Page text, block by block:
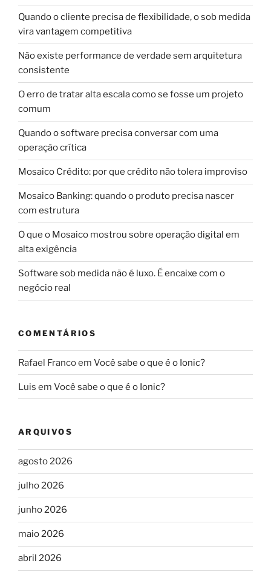
Quando o cliente precisa de flexibilidade, o sob medida
vira vantagem competitiva
Não existe performance de verdade sem arquitetura
consistente
O erro de tratar alta escala como se fosse um projeto
comum
Quando o software precisa conversar com uma
operação crítica
Mosaico Crédito: por que crédito não tolera improviso
Mosaico Banking: quando o produto precisa nascer
com estrutura
O que o Mosaico mostrou sobre operação digital em
alta exigência
Software sob medida não é luxo. É encaixe com o
negócio real
COMENTÁRIOS
Rafael Francoem Você sabe o que é o Ionic?
Luis em Você sabe o que é o Ionic?
ARQUIVOS
agosto 2026
julho 2026
junho 2026
maio 2026
abril 2026